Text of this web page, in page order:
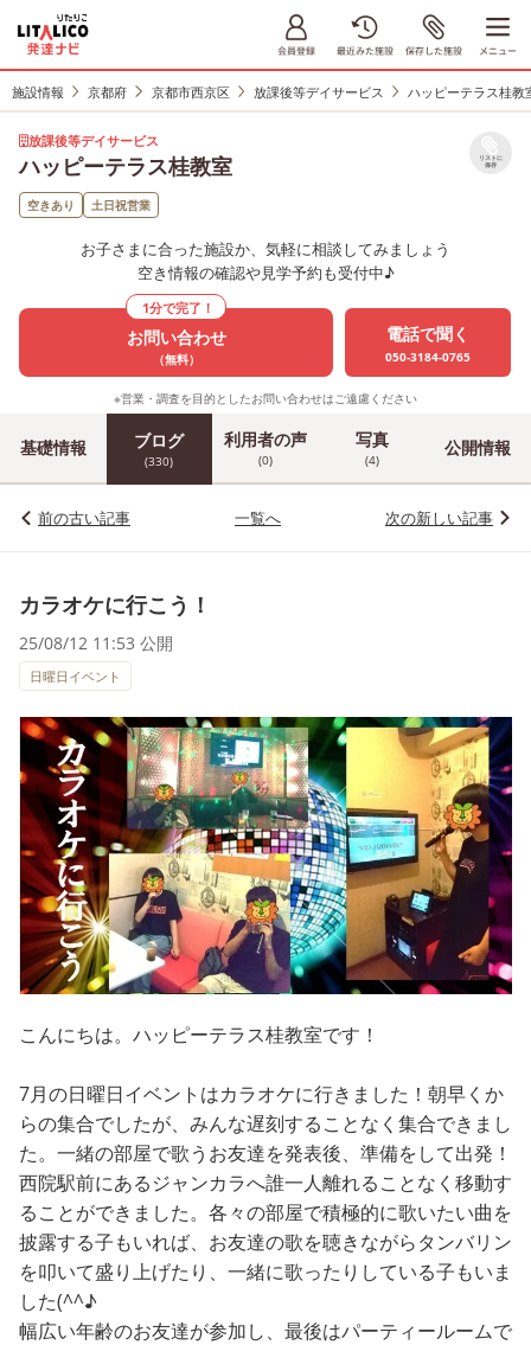
施設情報 京都府 京都市西京区 放課後等デイサービス ハッピーテラス桂教
放課後等デイサービス
ハッピーテラス桂教室 リストに
保存
空きあり 土日祝営業
お子さまに合った施設か、気軽に相談してみましょう
空き情報の確認や見学予約も受付中♪
1分で完了！
お問い合わせ
（無料）
電話で聞く
050-3184-0765
※営業・調査を目的としたお問い合わせはご遠慮ください
基礎情報 ブログ
(330)
利用者の声
(0)
写真
(4)
公開情報
前の古い記事 一覧へ 次の新しい記事
カラオケに行こう！
25/08/12 11:53 公開
日曜日イベント
こんにちは。ハッピーテラス桂教室です！
7月の日曜日イベントはカラオケに行きました！朝早くか
らの集合でしたが、みんな遅刻することなく集合できまし
た。一緒の部屋で歌うお友達を発表後、準備をして出発！
西院駅前にあるジャンカラへ誰一人離れることなく移動す
ることができました。各々の部屋で積極的に歌いたい曲を
披露する子もいれば、お友達の歌を聴きながらタンバリン
を叩いて盛り上げたり、一緒に歌ったりしている子もいま
した(^^♪
幅広い年齢のお友達が参加し、最後はパーティールームで